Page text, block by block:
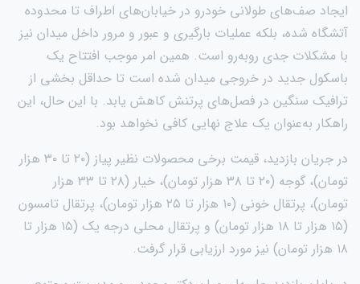
ایجاد صف‌های طولانی خودرو در خیابان‌های اطراف تا محدوده
آتشگاه شده، بلکه عملیات بارگیری و عبور و مرور داخل میدان نیز
با مشکلات جدی روبه‌رو است. همین امر موجب افتتاح یک
باسکول جدید در خروجی میدان شده است تا حداقل بخشی از
ترافیک سنگین در فصل‌های پرتنش کاهش یابد. با این حال، این
راهکار به‌عنوان یک علاج نهایی کافی نخواهد بود.
در جریان بازدید، قیمت برخی محصولات نظیر پیاز (۲۰ تا ۳۰ هزار
تومان)، گوجه (۲۰ تا ۳۸ هزار تومان)، خیار (۲۸ تا ۳۳ هزار
تومان)، پرتقال خونی (۱۰ هزار تا ۲۵ هزار تومان)، پرتقال تامسون
(۱۵ هزار تا ۱۸ هزار تومان) و پرتقال محلی درجه یک (۱۵ هزار تا
۱۸ هزار تومان) نیز مورد ارزیابی قرار گرفت.